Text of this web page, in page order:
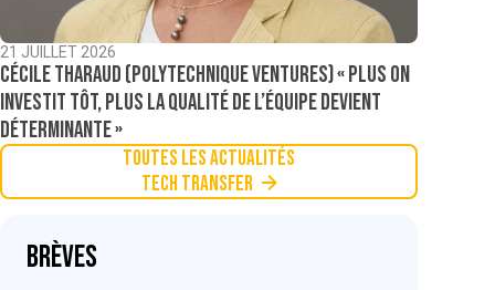
21 JUILLET 2026
Cécile Tharaud (Polytechnique Ventures) « Plus on
investit tôt, plus la qualité de l’équipe devient
déterminante »
Toutes les actualités
Tech Transfer
Brèves